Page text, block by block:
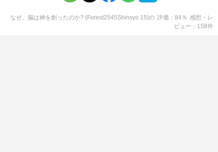
なぜ、脳は神を創ったのか? (Forest2545Shinsyo 15)の 評価 84％ 感想・レ
ビュー
158件